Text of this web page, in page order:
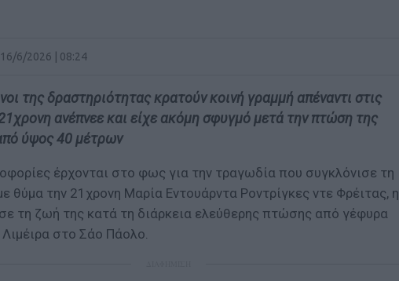
6/2026 | 08:24
της δραστηριότητας κρατούν κοινή γραμμή απέναντι στις
ανέπνεε και είχε ακόμη σφυγμό μετά την πτώση της
ύψος 40 μέτρων
έρχονται στο φως για την τραγωδία που συγκλόνισε τη
θύμα την 21χρονη Μαρία Εντουάρντα Ροντρίγκες ντε Φρέιτας, η
τη ζωή της κατά τη διάρκεια ελεύθερης πτώσης από γέφυρα
στο Σάο Πάολο.